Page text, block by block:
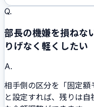
Q.
部長の機嫌を損ねな
りげなく軽くしたい
A.
相手側の区分を「固定額
と設定すれば、残りは